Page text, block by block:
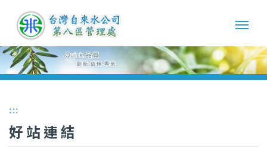
:::
好站連結